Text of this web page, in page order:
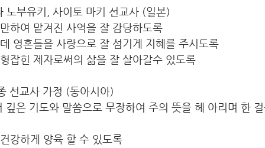
부유키, 사이토 마키 선교사 (일본)
하여 맡겨진 사역을 잘 감당하도록
영혼들을 사랑으로 잘 섬기게 지혜를 주시도록
잡힌 제자로써의 삶을 잘 살아갈수 있도록
선교사 가정 (동아시아)
은 기도와 말씀으로 무장하여 주의 뜻을 헤 아리며 한
강하게 양육 할 수 있도록